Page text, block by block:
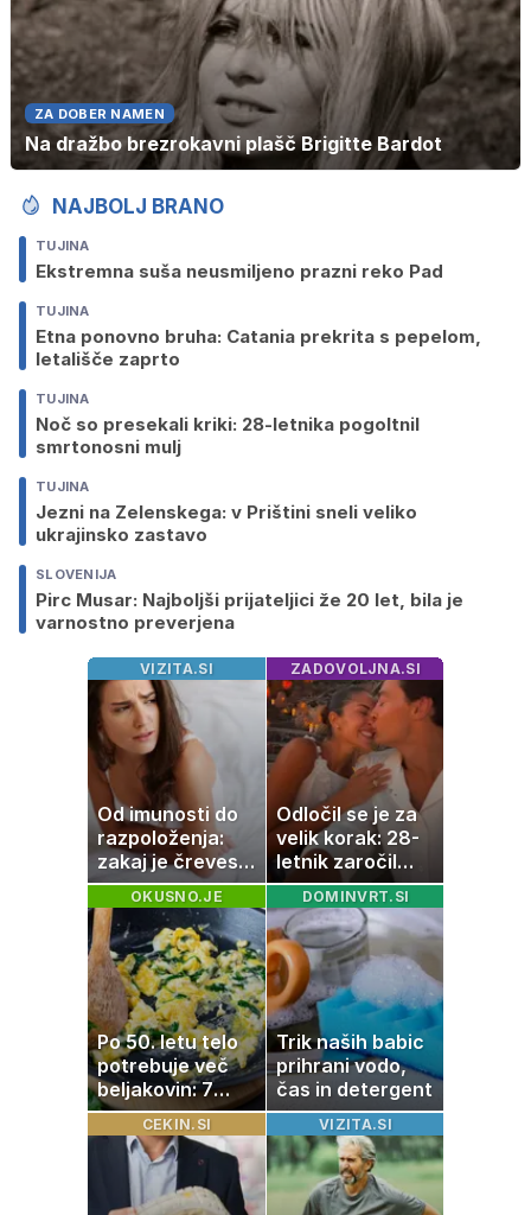
ZA DOBER NAMEN
Na dražbo brezrokavni plašč Brigitte Bardot
NAJBOLJ BRANO
TUJINA
Ekstremna suša neusmiljeno prazni reko Pad
TUJINA
Etna ponovno bruha: Catania prekrita s pepelom,
letališče zaprto
TUJINA
Noč so presekali kriki: 28-letnika pogoltnil
smrtonosni mulj
TUJINA
Jezni na Zelenskega: v Prištini sneli veliko
ukrajinsko zastavo
SLOVENIJA
Pirc Musar: Najboljši prijateljici že 20 let, bila je
varnostno preverjena
VIZITA.SI
Od imunosti do
razpoloženja:
zakaj je črevesje
v središču
pozornosti
ZADOVOLJNA.SI
Odločil se je za
velik korak: 28-
letnik zaročil
dolgoletno
partnerko
OKUSNO.JE
Po 50. letu telo
potrebuje več
beljakovin: 7
okusnih
receptov za
vsak dan
DOMINVRT.SI
Trik naših babic
prihrani vodo,
čas in detergent
CEKIN.SI VIZITA.SI